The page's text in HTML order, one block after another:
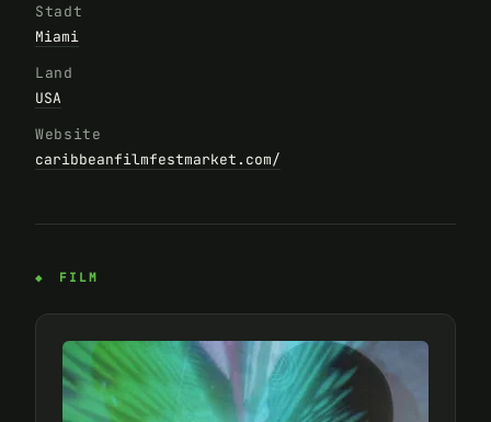
Stadt
Miami
Land
USA
Website
caribbeanfilmfestmarket.com/
FILM